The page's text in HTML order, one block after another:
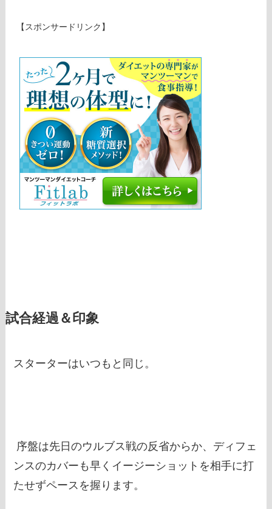
【スポンサードリンク】
試合経過＆印象
スターターはいつもと同じ。
序盤は先日のウルブス戦の反省からか、ディフェ
ンスのカバーも早くイージーショットを相手に打
たせずペースを握ります。